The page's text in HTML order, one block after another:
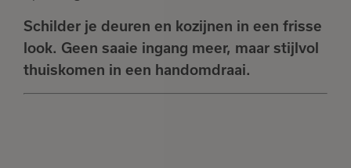
Schilder je deuren en kozijnen in een frisse
look. Geen saaie ingang meer, maar stijlvol
thuiskomen in een handomdraai.